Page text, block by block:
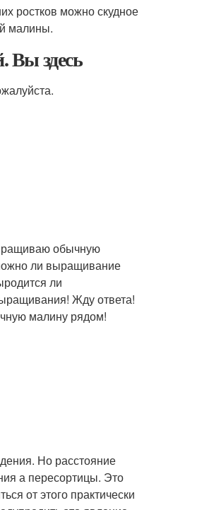
ростков можно скудное
малины.
Вы здесь
обычную
ли выращивание
ли
Жду ответа!
малину рядом!
Но расстояние
а пересортицы. Это
от этого практически